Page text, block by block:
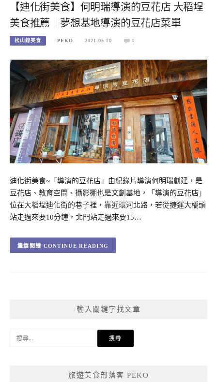
【迪化街美食】何明瑞導演的豆花店 大稻埕
美食推薦｜夢想基地導演的豆花店菜單
松山線美食 PEKO 2021-05-20 1
迪化街美食~「導演的豆花店」由紀錄片導演何明瑞創建，是
豆花店、教育空間、攝影棚也是文創基地，「導演的豆花店」
位在大稻埕迪化街的巷子裡，靠近環河北路，若從捷運大橋頭
站走過來要10分鐘，北門站走過來要15…
CONTINUE READING
輸入關鍵字找文章
旅遊美食部落客 PEKO